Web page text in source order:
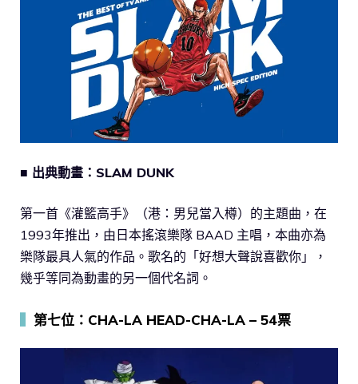
■ 出典動畫：SLAM DUNK
第一首《灌籃高手》（港：男兒當入樽）的主題曲，在
1993年推出，由日本搖滾樂隊 BAAD 主唱，本曲亦為
樂隊最具人氣的作品。歌名的「好想大聲說喜歡你」，
幾乎等同為動畫的另一個代名詞。
第七位：CHA-LA HEAD-CHA-LA – 54票